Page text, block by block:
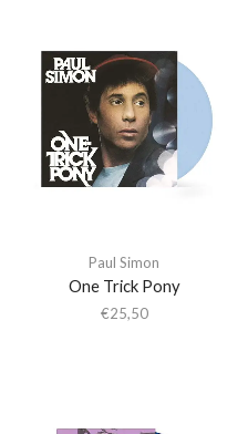
Paul Simon
One Trick Pony
€25,50